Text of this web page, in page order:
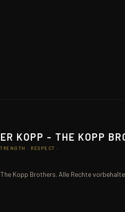
KOPP - THE KOPP
· RESPECT ·
Kopp Brothers. Alle Rechte